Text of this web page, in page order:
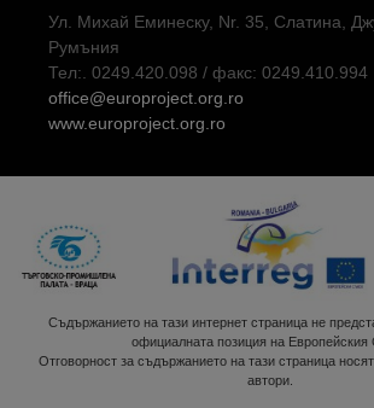
Ул. Михай Еминеску, Nr. 35, Слатина,
Румъния
Тел:. 0249.420.098 / факс: 0249.410.994
office@europroject.org.ro
www.europroject.org.ro
Съдържанието на тази интернет страница не
официалната позиция на Европейския
Отговорност за съдържанието на тази страница
автори.